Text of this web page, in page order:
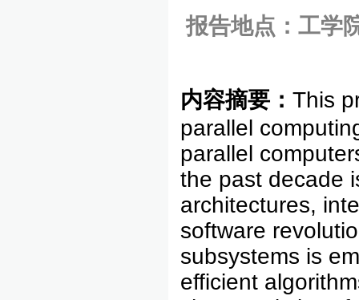
报告地点：工学
内容摘要： This
parallel
parallel
the past decade
architectures,
software
subsystems is
efficient